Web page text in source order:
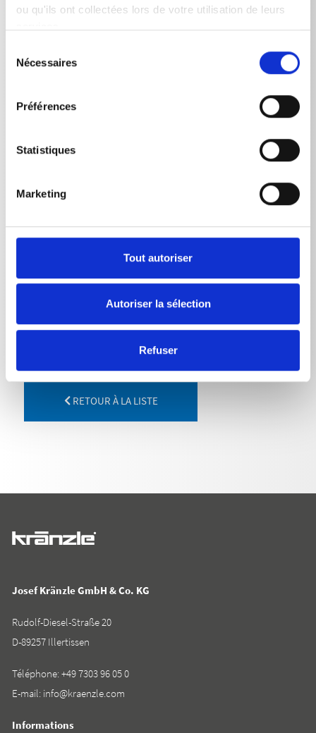
ou qu'ils ont collectées lors de votre utilisation de leurs
Nécessaires
Préférences
Statistiques
Marketing
Tout autoriser
Autoriser la sélection
Refuser
DONNÉES TECHNIQUES
Longeur
RETOUR À LA LISTE
Josef Kränzle GmbH & Co. KG
Rudolf-Diesel-Straße 20
D-89257 Illertissen
Téléphone:+49 7303 96 05 0
E-mail: info@kraenzle.com
Informations